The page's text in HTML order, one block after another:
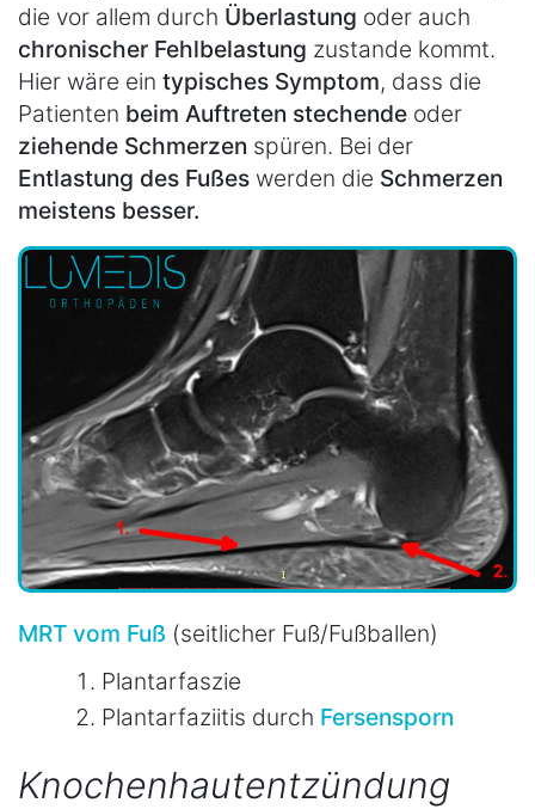
die vor allem durch Überlastung oder auch
chronischer Fehlbelastung zustande kommt.
Hier wäre ein typisches Symptom, dass die
Patienten beim Auftreten stechende oder
ziehende Schmerzen spüren. Bei der
Entlastung des Fußes werden die Schmerzen
meistens besser.
MRT vom Fuß (seitlicher Fuß/Fußballen)
Plantarfaszie
Plantarfaziitis durch Fersensporn
Knochenhautentzündung